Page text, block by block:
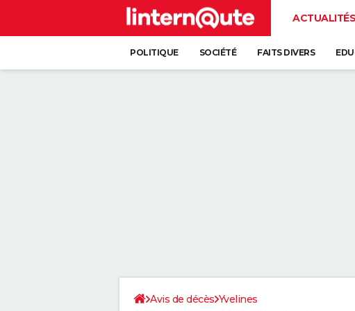
ACTUALITÉS
POLITIQUE SOCIÉTÉ FAITS DIVERS
Avis de décès Yvelines